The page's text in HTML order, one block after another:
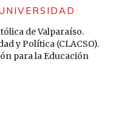
(2015). Historias de
de Lola
Kardonsky. Psykhe
psykhe.24.1.658
de Valparaíso.
y Política (CLACSO).
para la Educación